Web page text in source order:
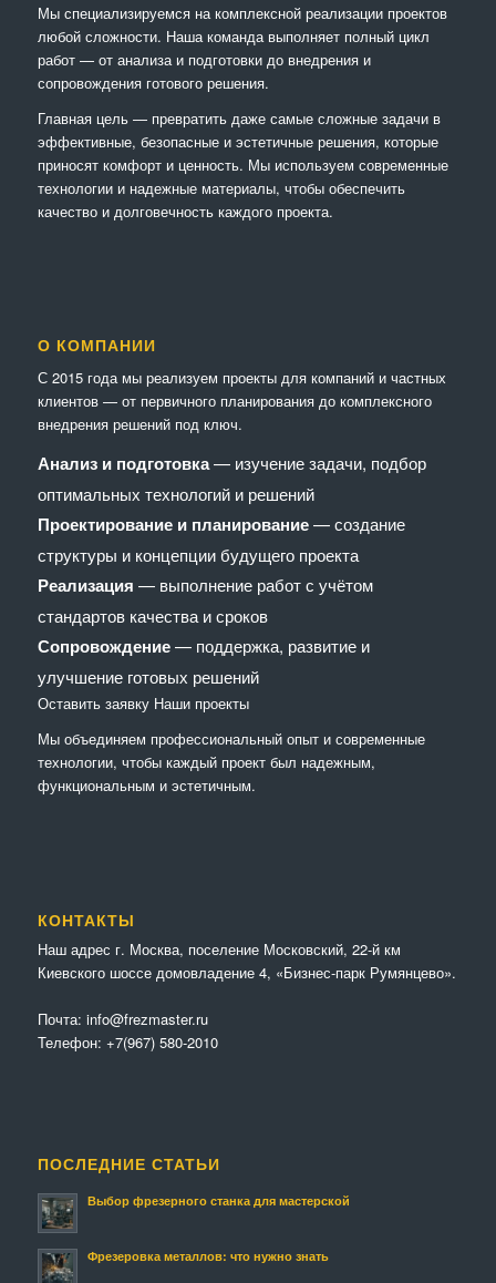
Мы специализируемся на комплексной реализации проектов
любой сложности. Наша команда выполняет полный цикл
работ — от анализа и подготовки до внедрения и
сопровождения готового решения.
Главная цель — превратить даже самые сложные задачи в
эффективные, безопасные и эстетичные решения, которые
приносят комфорт и ценность. Мы используем современные
технологии и надежные материалы, чтобы обеспечить
качество и долговечность каждого проекта.
О КОМПАНИИ
С 2015 года мы реализуем проекты для компаний и частных
клиентов — от первичного планирования до комплексного
внедрения решений под ключ.
Анализ и подготовка— изучение задачи, подбор
оптимальных технологий и решений
Проектирование и планирование— создание
структуры и концепции будущего проекта
Реализация — выполнение работ с учётом
стандартов качества и сроков
Сопровождение— поддержка, развитие и
улучшение готовых решений
Оставить заявку Наши проекты
Мы объединяем профессиональный опыт и современные
технологии, чтобы каждый проект был надежным,
функциональным и эстетичным.
КОНТАКТЫ
Наш адрес г. Москва, поселение Московский, 22-й км
Киевского шоссе домовладение 4, «Бизнес-парк Румянцево».
Почта: info@frezmaster.ru
Телефон: +7(967) 580-2010
ПОСЛЕДНИЕ СТАТЬИ
Выбор фрезерного станка для мастерской
Фрезеровка металлов: что нужно знать